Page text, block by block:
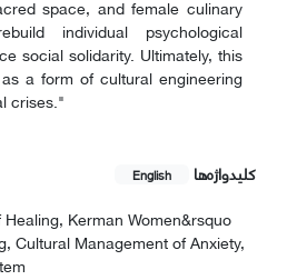
space, and female culinary
individual psychological
social solidarity. Ultimately, this
a form of cultural engineering
crises."
کلیدواژه‌ها English
Kerman Women&‌‌rsquo
Cultural Management of Anxiety,